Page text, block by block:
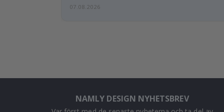
07.08.2026
NAMLY DESIGN NYHETSBREV